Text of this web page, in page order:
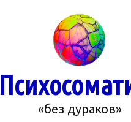
«без дураков»